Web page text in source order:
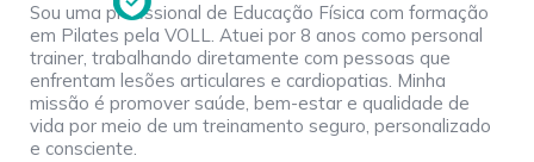
Sou uma profissional de Educação Física com formação
em Pilates pela VOLL. Atuei por 8 anos como personal
trainer, trabalhando diretamente com pessoas que
enfrentam lesões articulares e cardiopatias. Minha
missão é promover saúde, bem-estar e qualidade de
vida por meio de um treinamento seguro, personalizado
e consciente.